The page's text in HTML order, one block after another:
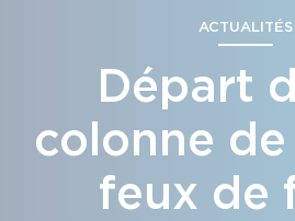
ACTUALITÉS
Départ
colonne
feux de